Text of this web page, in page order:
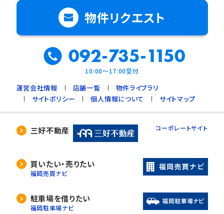
物件リクエスト
092-735-1150
10:00～17:00受付
運営会社情報 店舗一覧
物件ライブラリ
サイトポリシー
個人情報について サイトマップ
三好不動産 コーポレートサイト
買いたい・売りたい
福岡売買ナビ
駐車場を借りたい
福岡駐車場ナビ